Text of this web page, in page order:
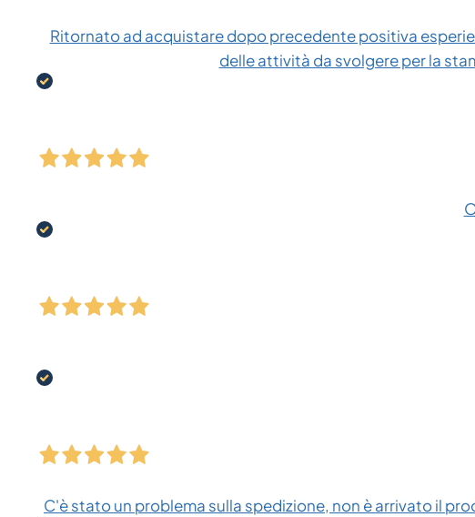
Ritornato ad acquistare dopo precedente positiva
delle attività da svolgere per la
C'è stato un problema sulla spedizione, non è arrivato il